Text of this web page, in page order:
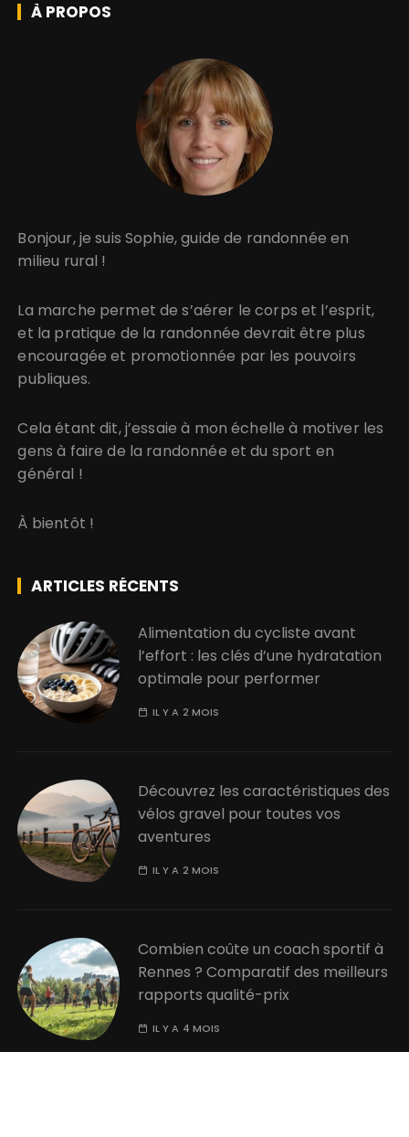
À PROPOS
Bonjour, je suis Sophie, guide de randonnée en
milieu rural !
La marche permet de s’aérer le corps et l’esprit,
et la pratique de la randonnée devrait être plus
encouragée et promotionnée par les pouvoirs
publiques.
Cela étant dit, j’essaie à mon échelle à motiver les
gens à faire de la randonnée et du sport en
général !
À bientôt !
ARTICLES RÉCENTS
Alimentation du cycliste avant
l’effort : les clés d’une hydratation
optimale pour performer
IL Y A 2 MOIS
Découvrez les caractéristiques des
vélos gravel pour toutes vos
aventures
IL Y A 2 MOIS
Combien coûte un coach sportif à
Rennes ? Comparatif des meilleurs
rapports qualité-prix
IL Y A 4 MOIS